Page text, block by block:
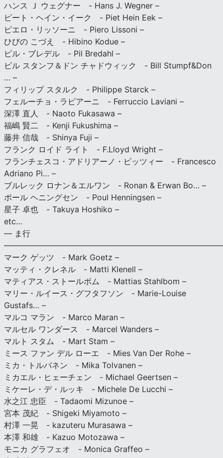
ハンス Ｊ ウェグナー - Hans J. Wegner –
ピート・ヘイン・イーク - Piet Hein Eek –
ピエロ・リッソーニ - Piero Lissoni –
ひびの こづえ - Hibino Kodue –
ピル・ブレデル - Pil Bredahl –
ビル スタンフ＆ドン チャドウィック - Bill Stumpf&Don
… –
フィリップ スタルク - Philippe Starck –
フェルーチョ・ラビアーニ - Ferruccio Laviani –
深澤 直人 - Naoto Fukasawa –
福嶋 賢二 - Kenji Fukushima –
藤井 信哉 - Shinya Fuji –
フランク ロイド ライト - F.Lloyd Wright –
フランチェスコ・アドリアーノ・ピッツィー - Francesco
Adriano Pi… –
ブルレック ロナン＆エルワン - Ronan & Erwan Bo… –
ポール ヘニングセン - Poul Henningsen –
星子 卓也 - Takuya Hoshiko –
etc…
— ま行
マーク ゲッツ - Mark Goetz –
マッティ・クレネル - Matti Klenell –
マティアス・ストールボム - Mattias Stahlbom –
マリー・ルイース・グフタフソン - Marie-Louise
Gustafs… –
マルコ マラン - Marco Maran –
マルセル ワンダース - Marcel Wanders –
マルト スタム - Mart Stam –
ミース ファン デル ローエ - Mies Van Der Rohe –
ミカ・トルバネン - Mika Tolvanen –
ミカエル・ヒェーチェン - Michael Geertsen –
ミケーレ・デ・ルッキ - Michele De Lucchi –
水之江 忠臣 - Tadaomi Mizunoe –
宮本 茂紀 - Shigeki Miyamoto –
村澤 一晃 - kazuteru Murasawa –
本澤 和雄 - Kazuo Motozawa –
モニカ グラフェオ - Monica Graffeo –